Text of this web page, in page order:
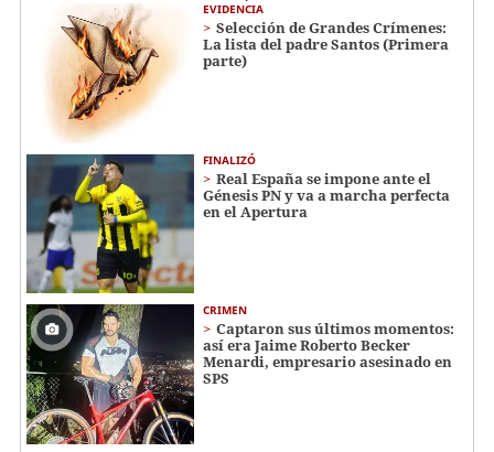
EVIDENCIA
Selección de Grandes Crímenes:
La lista del padre Santos (Primera
parte)
FINALIZÓ
Real España se impone ante el
Génesis PN y va a marcha perfecta
en el Apertura
CRIMEN
Captaron sus últimos momentos:
así era Jaime Roberto Becker
Menardi​​​, empresario asesinado en
SPS